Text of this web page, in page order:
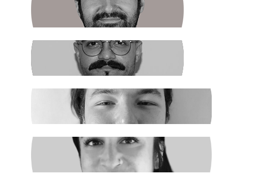
BATUHAN GÜNDOĞDU
Halkın Kendi Kendini Yönetmesi
FIRAT ÖZTAŞ
AKP Kaybetti
EGE ŞAHİN
Madenciler İşaret Verdi
NURSELİ GÖZÜAÇIK
Şiddetin Faili, Çocukların Katili Kim?